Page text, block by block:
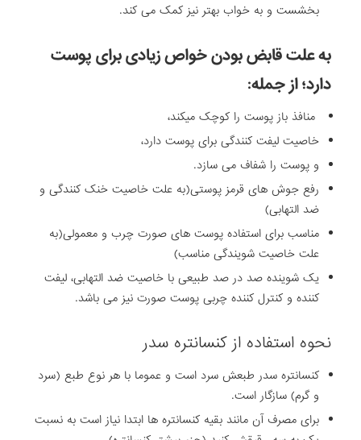
بخشست و به خواب بهتر نیز کمک می کند.
به علت قابض بودن خواص زیادی برای پوست
دارد؛ از جمله:
منافذ باز پوست را کوچک میکند،
خاصیت لیفت کنندگی برای پوست دارد،
و پوست را شفاف می سازد.
رفع جوش های قرمز پوستی(به علت خاصیت خنک کنندگی و
ضد التهابی)
مناسب برای استفاده پوست های صورت چرب و معمولی(به
علت خاصیت شویندگی مناسب)
یک شوینده صد در صد طبیعی با خاصیت ضد التهابی، لیفت
کننده و کنترل کننده چربی پوست صورت نیز می باشد.
نحوه استفاده از کنسانتره سدر
کنسانتره سدر طبعش سرد است و عموما با هر نوع طبع (سرد
و گرم) سازگار است.
برای مصرف آن مانند بقیه کنسانتره ها ابتدا نیاز است به نسبت